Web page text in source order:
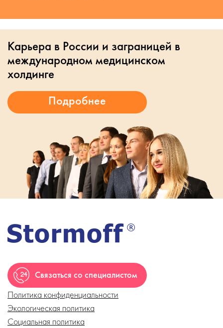
Карьера в России и заграницей в
международном медицинском
холдинге
Связаться со специалистом
Политика конфиденциальности
Экологическая политика
Социальная политика